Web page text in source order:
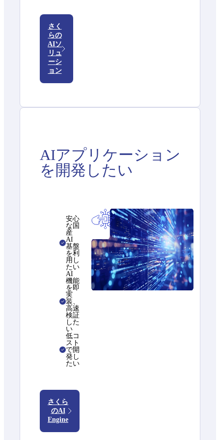
さく
らの
AIソ
リュ
ーシ
ョン
AIアプリケーション
を開発したい
安心
な国
産
AI
基盤
を利
用し
たい
AI
機能
を即
実
装、
高速
検証
した
い
低コ
スト
で開
発し
たい
さくら
のAI
Engine